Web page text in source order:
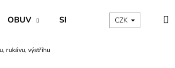
OBUV SPECIÁLNÍ KATEGORIE
CZK
rukávu, výstřihu